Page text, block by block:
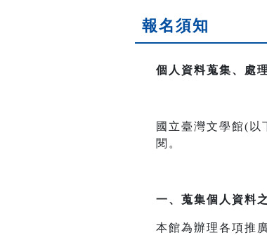
報名須知
個人資料蒐集、處
國立臺灣文學館(以
閱。
一、 蒐集個人資料
本館為辦理各項推